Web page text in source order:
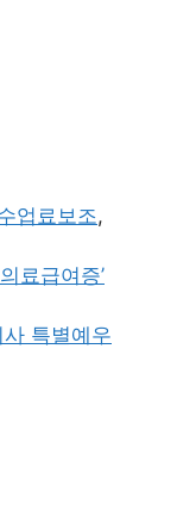
업료보조,
료급여증’
특별예우